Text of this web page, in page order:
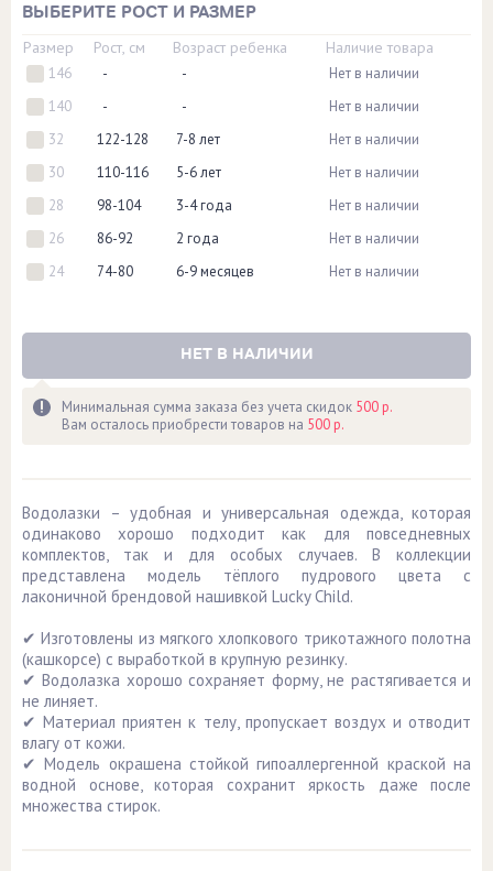
ВЫБЕРИТЕ РОСТ И РАЗМЕР
Размер Рост, см Возраст ребенка Наличие товара
146 - -
Нет в наличии
140
- -
Нет в наличии
32
122-128 7-8 лет
Нет в наличии
30
110-116 5-6 лет
Нет в наличии
28
98-104 3-4 года
Нет в наличии
26
86-92 2 года
Нет в наличии
24
74-80 6-9 месяцев Нет в наличии
НЕТ В НАЛИЧИИ
Минимальная сумма заказа без учета скидок 500 р.
Вам осталось приобрести товаров на 500 р.
Водолазки – удобная и универсальная одежда, которая
одинаково хорошо подходит как для повседневных
комплектов, так и для особых случаев. В коллекции
представлена модель тёплого пудрового цвета с
лаконичной брендовой нашивкой Lucky Child.
✔ Изготовлены из мягкого хлопкового трикотажного полотна
(кашкорсе) с выработкой в крупную резинку.
✔ Водолазка хорошо сохраняет форму, не растягивается и
не линяет.
✔ Материал приятен к телу, пропускает воздух и отводит
влагу от кожи.
✔ Модель окрашена стойкой гипоаллергенной краской на
водной основе, которая сохранит яркость даже после
множества стирок.